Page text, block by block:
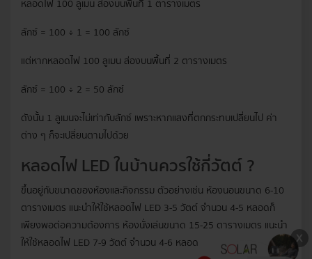
หลอดไฟ 100 ลูเมน ส่องบนพื้นที่ 1 ตารางเมตร
ลักซ์ = 100 ÷ 1 = 100 ลักซ์
แต่หากหลอดไฟ 100 ลูเมน ส่องบนพื้นที่ 2 ตารางเมตร
ลักซ์ = 100 ÷ 2 = 50 ลักซ์
ดังนั้น 1 ลูเมนจะไม่เท่ากับลักซ์ เพราะหากแสงที่ตกกระทบเปลี่ยนไป ค่า
ต่าง ๆ ก็จะเปลี่ยนตามไปด้วย
หลอดไฟ LED ในบ้านควรใช้กี่วัตต์ ?
ขึ้นอยู่กับขนาดของห้องและกิจกรรม ตัวอย่างเช่น ห้องนอนขนาด 6-10
ตารางเมตร แนะนำให้ใช้หลอดไฟ LED 3-5 วัตต์ จำนวน 4-5 หลอดก็
เพียงพอต่อความต้องการ ห้องนั่งเล่นขนาด 15-25 ตารางเมตร แนะนำ
ให้ใช้หลอดไฟ LED 7-9 วัตต์ จำนวน 4-6 หลอด